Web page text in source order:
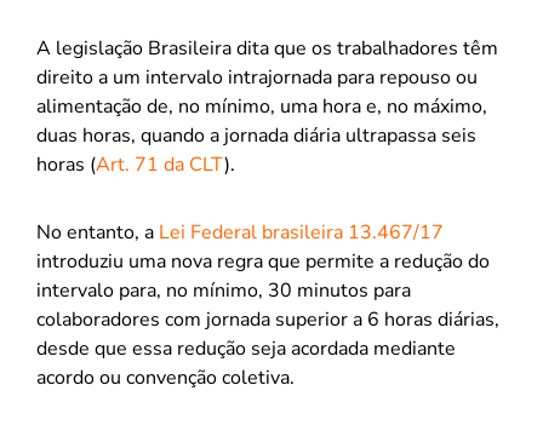
A legislação Brasileira dita que os trabalhadores têm
direito a um intervalo intrajornada para repouso ou
alimentação de, no mínimo, uma hora e, no máximo,
duas horas, quando a jornada diária ultrapassa seis
horas (Art. 71 da CLT).
No entanto, a Lei Federal brasileira 13.467/17
introduziu uma nova regra que permite a redução do
intervalo para, no mínimo, 30 minutos para
colaboradores com jornada superior a 6 horas diárias,
desde que essa redução seja acordada mediante
acordo ou convenção coletiva.